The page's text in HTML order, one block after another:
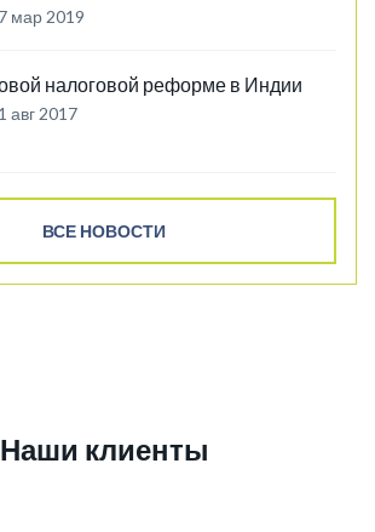
мар 2019
налоговой реформе в Индии
авг 2017
ВСЕ НОВОСТИ
Наши клиенты